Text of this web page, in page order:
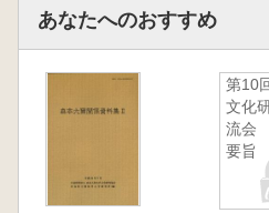
式土師器の状況 渡邉隆
薩摩・大隅の古式土
大嗣
人吉盆地・球磨川流域
熊本平野における古
あなたへのおすすめ
第10
文化
流会
要旨